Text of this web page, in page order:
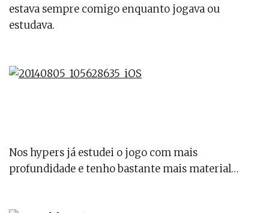
estava sempre comigo enquanto jogava ou
estudava.
Nos hypers já estudei o jogo com mais
profundidade e tenho bastante mais material…